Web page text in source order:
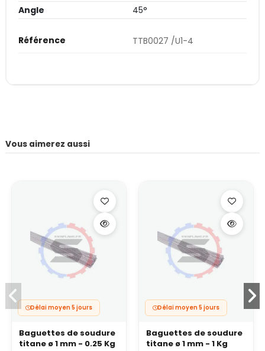
Angle
45°
Référence TTB0027 /U1-4
Vous aimerez aussi
Délai moyen 5 jours
Baguettes de soudure
titane ø 1 mm - 0.25 Kg
Délai moyen 5 jours
Baguettes de soudure
titane ø 1 mm - 1 Kg